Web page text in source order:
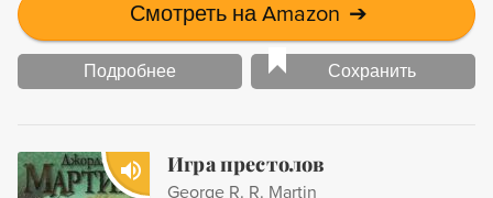
Смотреть на Amazon ➔
Подробнее Сохранить
Игра престолов
George R. R. Martin